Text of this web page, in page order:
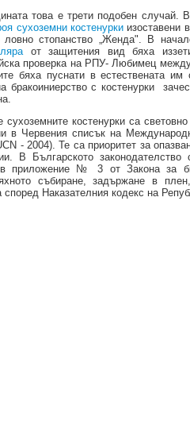
това е трети подобен случай.
сухоземни костенурки изоставени
стопанство „Женда". В
от защитения вид бяха
проверка на РПУ- Любимец
бяха пуснати в естествената им
бракоиниерство с костенурки
костенурки са световно
в Червения списък на
- 2004). Те са приоритет за
В Българското законодателство
в приложение № 3 от Законa за
събиране, задържане в
според Наказателния кодекс на